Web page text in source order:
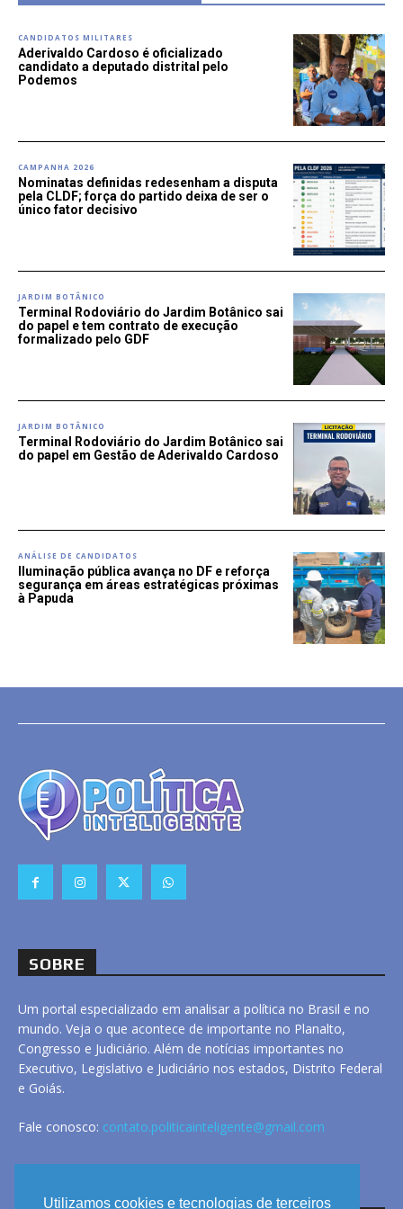
Utilizamos cookies e tecnologias de terceiros
CANDIDATOS MILITARES
Aderivaldo Cardoso é oficializado
candidato a deputado distrital pelo
Podemos
CAMPANHA 2026
Nominatas definidas redesenham a disputa
pela CLDF; força do partido deixa de ser o
único fator decisivo
JARDIM BOTÂNICO
Terminal Rodoviário do Jardim Botânico sai
do papel e tem contrato de execução
formalizado pelo GDF
JARDIM BOTÂNICO
Terminal Rodoviário do Jardim Botânico sai
do papel em Gestão de Aderivaldo Cardoso
ANÁLISE DE CANDIDATOS
Iluminação pública avança no DF e reforça
segurança em áreas estratégicas próximas
à Papuda
SOBRE
Um portal especializado em analisar a política no Brasil e no
mundo. Veja o que acontece de importante no Planalto,
Congresso e Judiciário. Além de notícias importantes no
Executivo, Legislativo e Judiciário nos estados, Distrito Federal
e Goiás.
Fale conosco: contato.politicainteligente@gmail.com
LINKS